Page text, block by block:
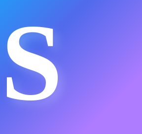
S